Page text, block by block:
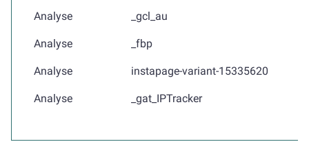
Analyse _gcl_au
Analyse _fbp
Analyse instapage-variant-15335620
Analyse _gat_IPTracker